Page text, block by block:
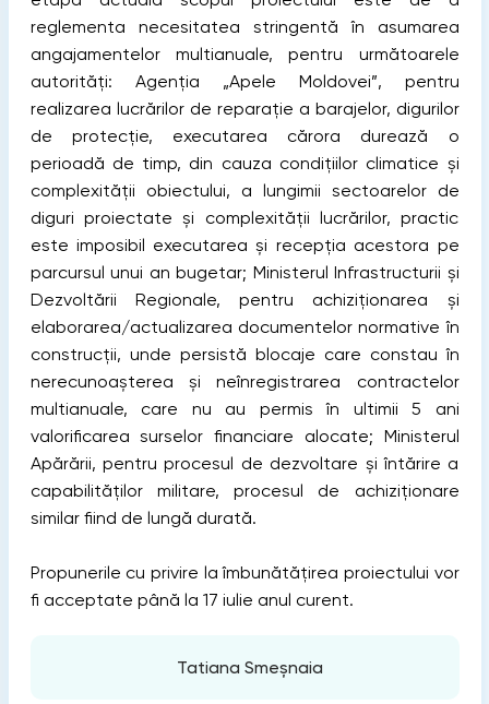
reglementa necesitatea stringentă în asumarea
angajamentelor multianuale, pentru următoarele
autorități: Agenția „Apele Moldovei”, pentru
realizarea lucrărilor de reparație a barajelor, digurilor
de protecție, executarea cărora durează o
perioadă de timp, din cauza condițiilor climatice și
complexității obiectului, a lungimii sectoarelor de
diguri proiectate și complexității lucrărilor, practic
este imposibil executarea și recepția acestora pe
parcursul unui an bugetar; Ministerul Infrastructurii și
Dezvoltării Regionale, pentru achiziționarea și
elaborarea/actualizarea documentelor normative în
construcții, unde persistă blocaje care constau în
nerecunoașterea și neînregistrarea contractelor
multianuale, care nu au permis în ultimii 5 ani
valorificarea surselor financiare alocate; Ministerul
Apărării, pentru procesul de dezvoltare și întărire a
capabilităților militare, procesul de achiziționare
similar fiind de lungă durată.
Propunerile cu privire la îmbunătățirea proiectului vor
fi acceptate până la 17 iulie anul curent.
Tatiana Smeșnaia